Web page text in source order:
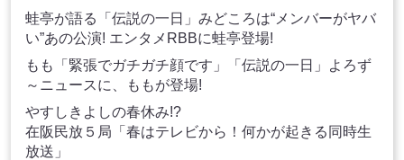
蛙亭が語る「伝説の一日」みどころは“メンバーがヤバ
い”あの公演! エンタメRBBに蛙亭登場!
もも「緊張でガチガチ顔です」「伝説の一日」よろず
～ニュースに、ももが登場!
やすしきよしの春休み!?
在阪民放５局「春はテレビから！何かが起きる同時生
放送」